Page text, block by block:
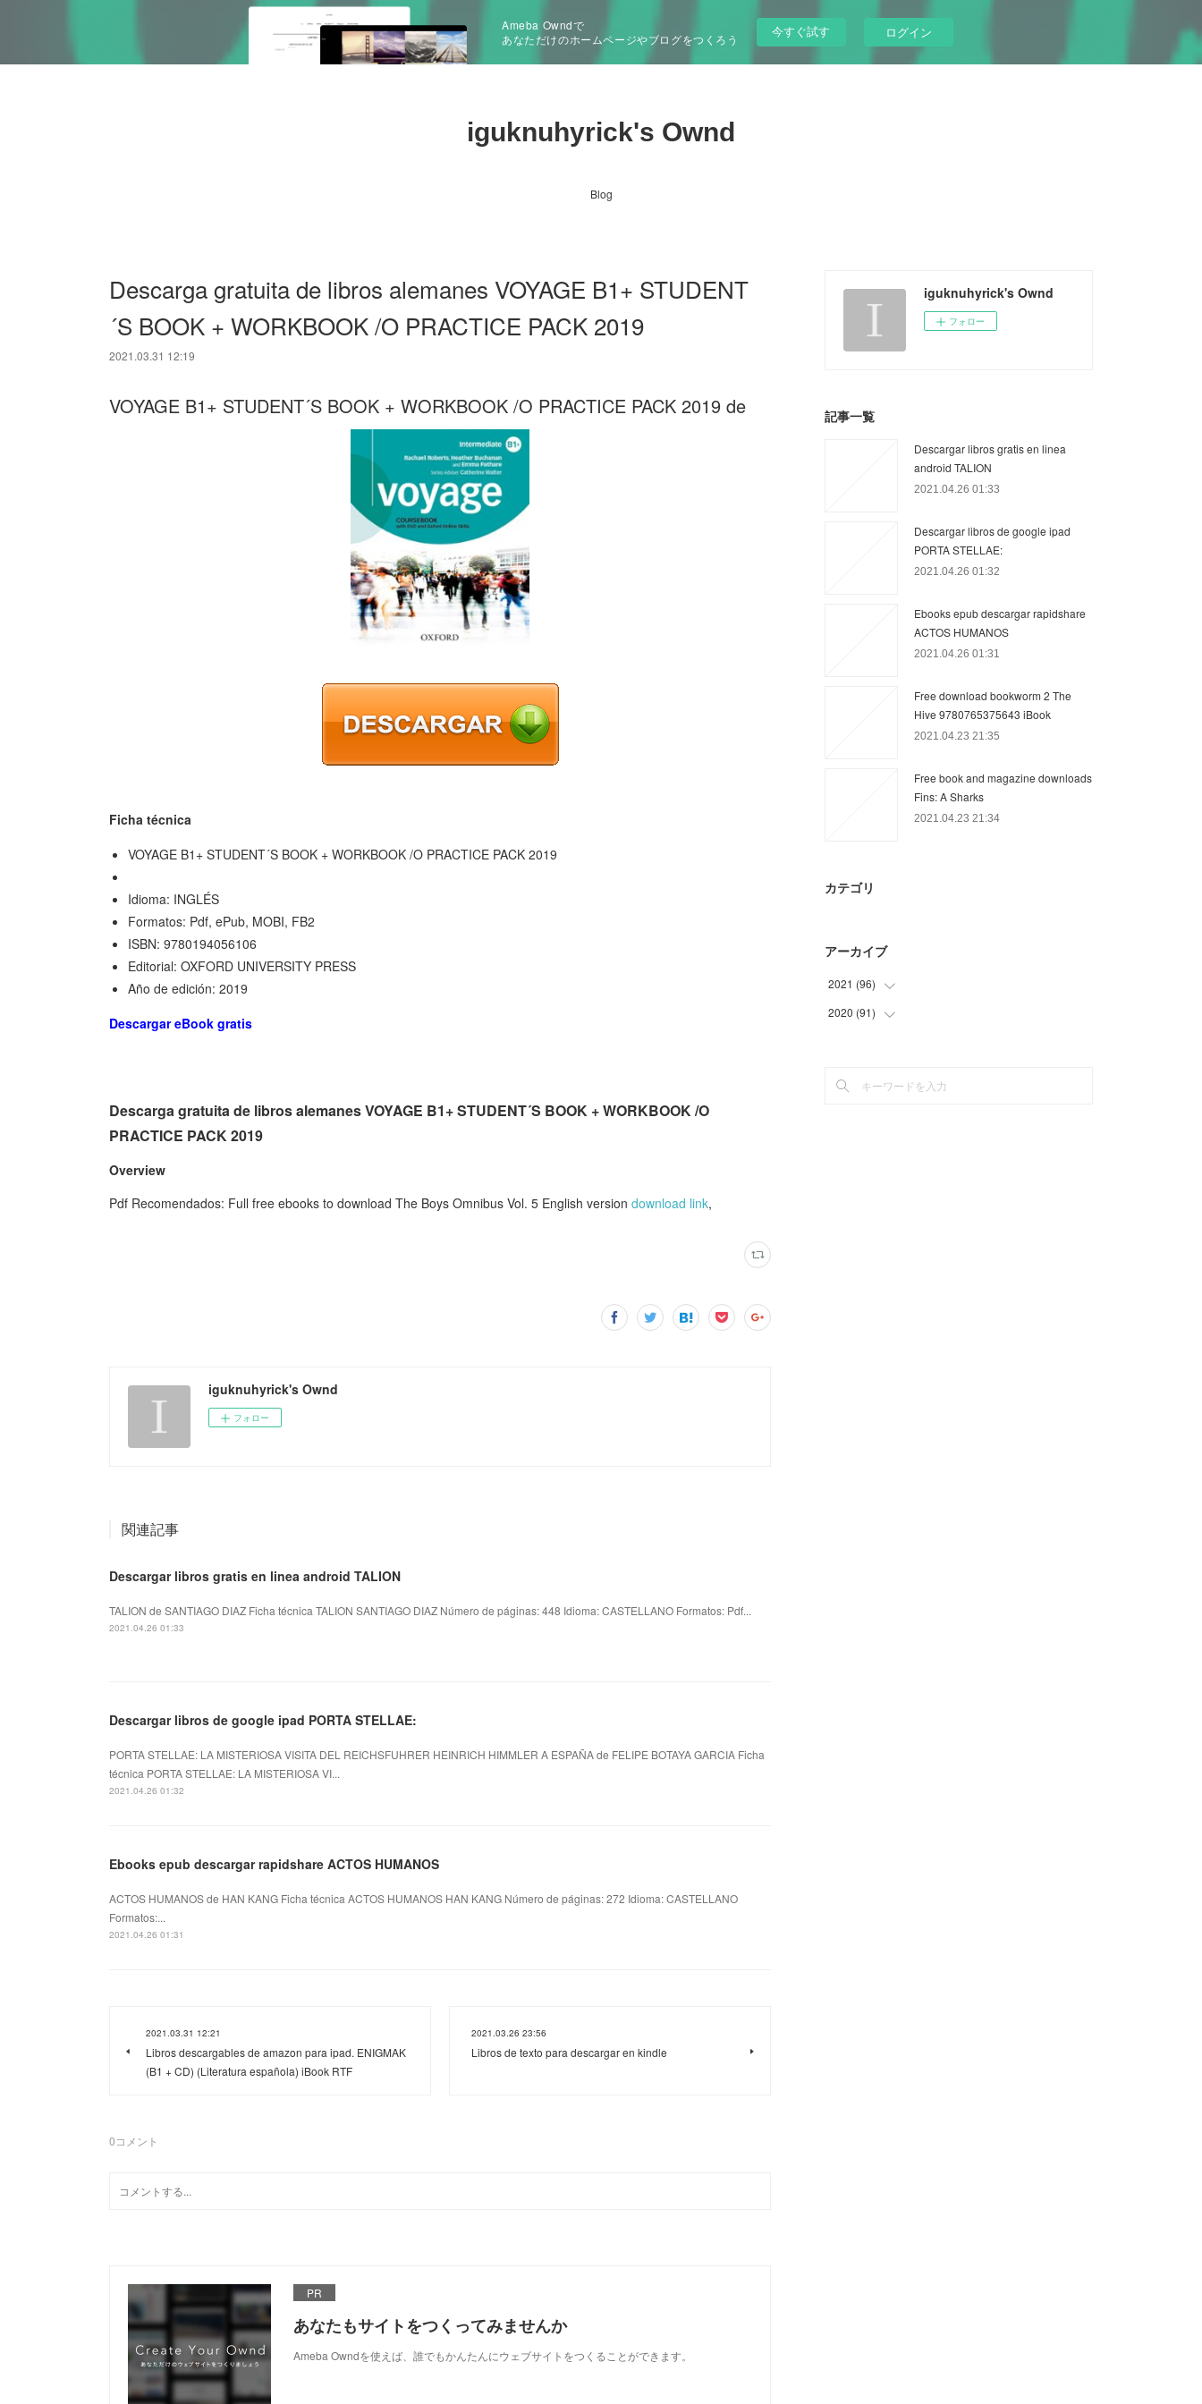
Ameba Owndで
あなただけのホームページやブログをつくろう
今すぐ試す ログイン
iguknuhyrick's Ownd
Blog
Descarga gratuita de libros alemanes VOYAGE B1+ STUDENT
´S BOOK + WORKBOOK /O PRACTICE PACK 2019
2021.03.31 12:19
VOYAGE B1+ STUDENT´S BOOK + WORKBOOK /O PRACTICE PACK 2019 de
Ficha técnica
VOYAGE B1+ STUDENT´S BOOK + WORKBOOK /O PRACTICE PACK 2019
Idioma: INGLÉS
Formatos: Pdf, ePub, MOBI, FB2
ISBN: 9780194056106
Editorial: OXFORD UNIVERSITY PRESS
Año de edición: 2019
Descargar eBook gratis
Descarga gratuita de libros alemanes VOYAGE B1+ STUDENT´S BOOK + WORKBOOK /O
PRACTICE PACK 2019
Overview
Pdf Recomendados: Full free ebooks to download The Boys Omnibus Vol. 5 English version download link,
iguknuhyrick's Ownd
フォロー
関連記事
Descargar libros gratis en linea android TALION
TALION de SANTIAGO DIAZ Ficha técnica TALION SANTIAGO DIAZ Número de páginas: 448 Idioma: CASTELLANO Formatos: Pdf...
2021.04.26 01:33
Descargar libros de google ipad PORTA STELLAE:
PORTA STELLAE: LA MISTERIOSA VISITA DEL REICHSFUHRER HEINRICH HIMMLER A ESPAÑA de FELIPE BOTAYA GARCIA Ficha
técnica PORTA STELLAE: LA MISTERIOSA VI...
2021.04.26 01:32
Ebooks epub descargar rapidshare ACTOS HUMANOS
ACTOS HUMANOS de HAN KANG Ficha técnica ACTOS HUMANOS HAN KANG Número de páginas: 272 Idioma: CASTELLANO
Formatos:...
2021.04.26 01:31
2021.03.31 12:21
Libros descargables de amazon para ipad. ENIGMAK
(B1 + CD) (Literatura española) iBook RTF
2021.03.26 23:56
Libros de texto para descargar en kindle
0コメント
PR
あなたもサイトをつくってみませんか
Ameba Owndを使えば、誰でもかんたんにウェブサイトをつくることができます。
iguknuhyrick's Ownd
フォロー
記事一覧
Descargar libros gratis en linea
android TALION
2021.04.26 01:33
Descargar libros de google ipad
PORTA STELLAE:
2021.04.26 01:32
Ebooks epub descargar rapidshare
ACTOS HUMANOS
2021.04.26 01:31
Free download bookworm 2 The
Hive 9780765375643 iBook
2021.04.23 21:35
Free book and magazine downloads
Fins: A Sharks
2021.04.23 21:34
カテゴリ
アーカイブ
2021 (96)
(27
)
(
2020 (91)
(